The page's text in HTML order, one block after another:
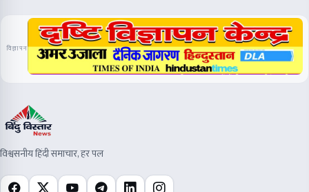
विज्ञापन
विश्वसनीय हिंदी समाचार, हर पल